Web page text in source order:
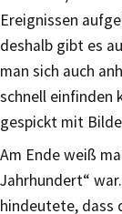
Ereignissen
deshalb gibt es
man sich auch
schnell einfinden
gespickt mit
Am Ende weiß
Jahrhundert“
hindeutete, dass